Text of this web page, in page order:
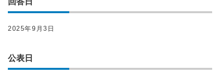
2025年9月3日
公表日